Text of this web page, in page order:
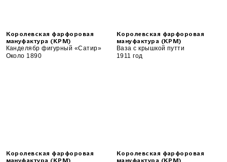
Королевская фарфоровая
мануфактура (KPM)
Канделябр фигурный «Сатир»
Около 1890
Королевская фарфоровая
мануфактура (KPM)
Ваза с крышкой путти
1911 год
Королевская фарфоровая
Королевская фарфоровая